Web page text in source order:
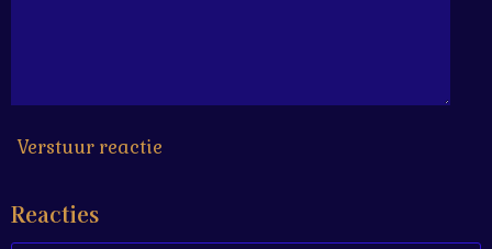
s
r
r
Verstuur reactie
Reacties